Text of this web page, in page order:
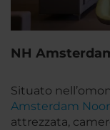
NH
Situato
Amsterdam
attrezzata,